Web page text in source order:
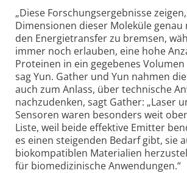
„Diese Forschungsergebnisse
Dimensionen dieser Moleküle
den Energietransfer zu bremsen,
immer noch erlauben, eine hohe
Proteinen in ein gegebenes Volumen
sag Yun. Gather und Yun nahmen
auch zum Anlass, über technische
nachzudenken, sagt Gather: „Laser
Sensoren waren besonders weit
Liste, weil beide effektive Emitter
es einen steigenden Bedarf gibt, sie
biokompatiblen Materialien
für biomedizinische Anwendungen.“